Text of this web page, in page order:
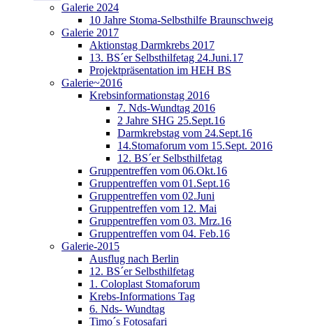
Galerie 2024
10 Jahre Stoma-Selbsthilfe Braunschweig
Galerie 2017
Aktionstag Darmkrebs 2017
13. BS´er Selbsthilfetag 24.Juni.17
Projektpräsentation im HEH BS
Galerie~2016
Krebsinformationstag 2016
7. Nds-Wundtag 2016
2 Jahre SHG 25.Sept.16
Darmkrebstag vom 24.Sept.16
14.Stomaforum vom 15.Sept. 2016
12. BS´er Selbsthilfetag
Gruppentreffen vom 06.Okt.16
Gruppentreffen vom 01.Sept.16
Gruppentreffen vom 02.Juni
Gruppentreffen vom 12. Mai
Gruppentreffen vom 03. Mrz.16
Gruppentreffen vom 04. Feb.16
Galerie-2015
Ausflug nach Berlin
12. BS´er Selbsthilfetag
1. Coloplast Stomaforum
Krebs-Informations Tag
6. Nds- Wundtag
Timo´s Fotosafari